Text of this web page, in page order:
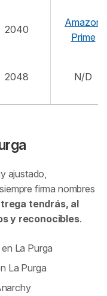
2040
Amazon
Prime
2048 N/D
ajustado,
firma nombres
tendrás, al
y reconocibles.
La Purga
La Purga